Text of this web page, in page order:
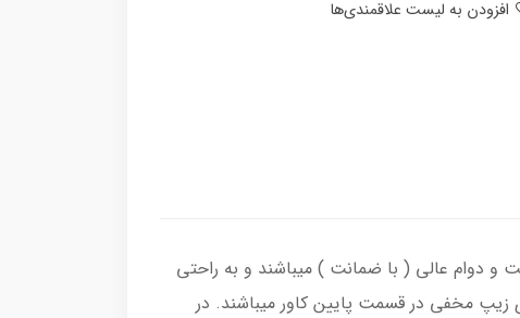
و دوام عالی ( با ضمانت ) میباشند و به راحتی
زیپ مخفی در قسمت پایین کاور میباشند. در